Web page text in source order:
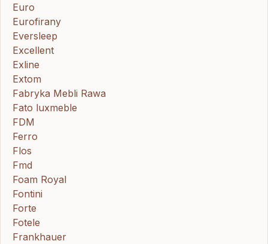
Euro
Eurofirany
Eversleep
Excellent
Exline
Extom
Fabryka Mebli Rawa
Fato luxmeble
FDM
Ferro
Flos
Fmd
Foam Royal
Fontini
Forte
Fotele
Frankhauer